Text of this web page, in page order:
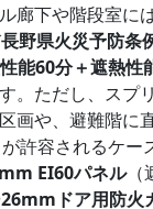
廊下や階段室には
長野県火災予防条
能60分＋遮熱性
。ただし、スプ
画や、避難階に
が許容されるケー
EI60パネル（
26mmドア用防火